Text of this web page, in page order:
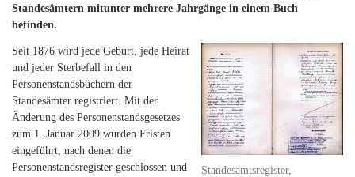
Standesämtern mitunter mehrere Jahrgänge in einem Buch
befinden.
Standesamtsregister,
Seit 1876 wird jede Geburt, jede Heirat
und jeder Sterbefall in den
Personenstandsbüchern der
Standesämter registriert. Mit der
Änderung des Personenstandsgesetzes
zum 1. Januar 2009 wurden Fristen
eingeführt, nach denen die
Personenstandsregister geschlossen und